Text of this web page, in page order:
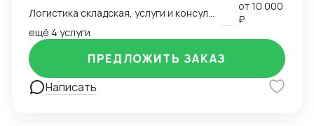
от10 000
₽
ещё 4 услуги
Написать
ПРЕДЛОЖИТЬ ЗАКАЗ